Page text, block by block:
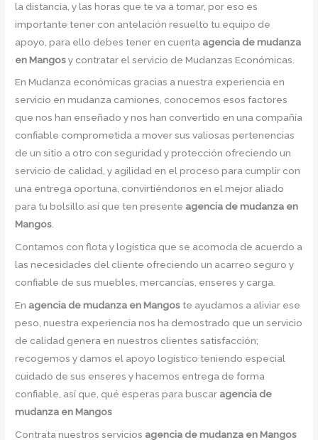
la distancia, y las horas que te va a tomar, por eso es
importante tener con antelación resuelto tu equipo de
apoyo, para ello debes tener en cuenta agencia de mudanza
en Mangosy contratar el servicio de Mudanzas Económicas.
En Mudanza económicas gracias a nuestra experiencia en
servicio en mudanza camiones, conocemos esos factores
que nos han enseñado y nos han convertido en una compañía
confiable comprometida a mover sus valiosas pertenencias
de un sitio a otro con seguridad y protección ofreciendo un
servicio de calidad, y agilidad en el proceso para cumplir con
una entrega oportuna, convirtiéndonos en el mejor aliado
para tu bolsillo así que ten presente agencia de mudanza en
Mangos.
Contamos con flota y logística que se acomoda de acuerdo a
las necesidades del cliente ofreciendo un acarreo seguro y
confiable de sus muebles, mercancías, enseres y carga.
En agencia de mudanza en Mangos te ayudamos a aliviar ese
peso, nuestra experiencia nos ha demostrado que un servicio
de calidad genera en nuestros clientes satisfacción;
recogemos y damos el apoyo logístico teniendo especial
cuidado de sus enseres y hacemos entrega de forma
confiable, así que, qué esperas para buscar agencia de
mudanza en Mangos
Contrata nuestros servicios agencia de mudanza en Mangos